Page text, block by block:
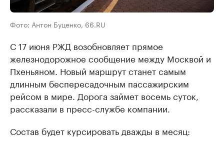
Фото: Антон Буценко, 66.RU
С 17 июня РЖД возобновляет прямое
железнодорожное сообщение между Москвой и
Пхеньяном. Новый маршрут станет самым
длинным беспересадочным пассажирским
рейсом в мире. Дорога займет восемь суток,
рассказали в пресс-службе компании.
Состав будет курсировать дважды в месяц: